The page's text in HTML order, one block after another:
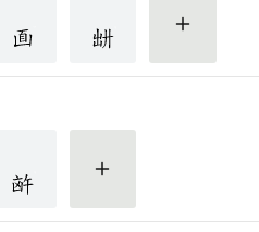
更多
更多